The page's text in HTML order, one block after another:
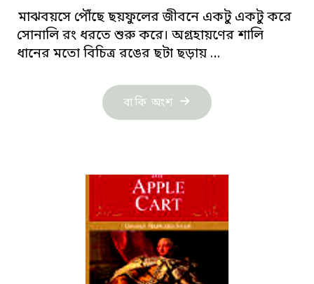
মাঝবয়সে পৌঁছে ছয়ফুলের জীবনে একটু একটু করে
সোনালি রং ধরতে শুরু করে। অগ্রহায়ণের শালি
ধানের মতো বিচিত্র রঙের ছটা ছড়ায় …
বাকি অংশ "কামাল
রাহমানের